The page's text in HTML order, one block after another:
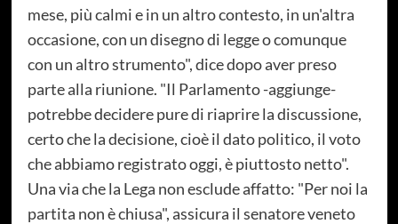
mese, più calmi e in un altro contesto, in un'altra
occasione, con un disegno di legge o comunque
con un altro strumento", dice dopo aver preso
parte alla riunione. "Il Parlamento -aggiunge-
potrebbe decidere pure di riaprire la discussione,
certo che la decisione, cioè il dato politico, il voto
che abbiamo registrato oggi, è piuttosto netto".
Una via che la Lega non esclude affatto: "Per noi la
partita non è chiusa", assicura il senatore veneto